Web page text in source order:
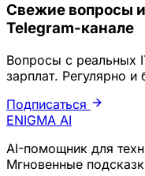
Свежие вопросы
Telegram-канале
Вопросы с реальных
зарплат. Регулярно и
Подписаться
ENIGMA AI
AI-помощник для
Мгновенные